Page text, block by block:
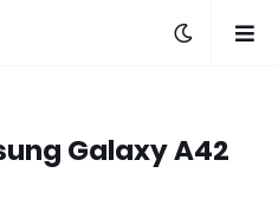
Galaxy A42